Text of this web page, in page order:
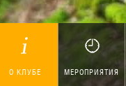
О КЛУБЕ МЕРОПРИЯТИЯ